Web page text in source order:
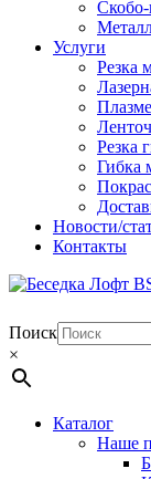
Услуги
Резка
Резка
Гибка
Новости/
Контакты
Поиск
×
Каталог
Наше